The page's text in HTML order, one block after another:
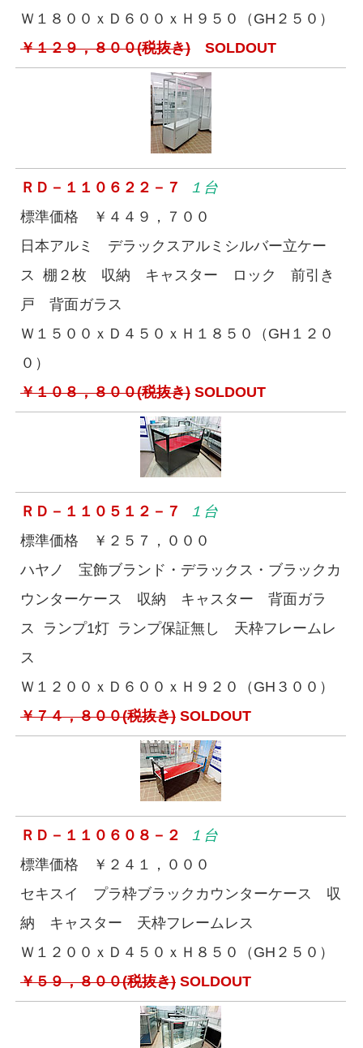
Ｗ１８００ｘＤ６００ｘＨ９５０（GH２５０）
￥１２９，８００(税抜き) SOLDOUT
ＲＤ－１１０６２２－７
１台
標準価格 ￥４４９，７００
日本アルミ デラックスアルミシルバー立ケー
ス 棚２枚 収納 キャスター ロック 前引き
戸 背面ガラス
Ｗ１５００ｘＤ４５０ｘＨ１８５０（GH１２０
０）
￥１０８，８００(税抜き) SOLDOUT
ＲＤ－１１０５１２－７
１台
標準価格 ￥２５７，０００
ハヤノ 宝飾ブランド・デラックス・ブラックカ
ウンターケース 収納 キャスター 背面ガラ
ス ランプ1灯 ランプ保証無し 天枠フレームレ
ス
Ｗ１２００ｘＤ６００ｘＨ９２０（GH３００）
￥７４，８００(税抜き) SOLDOUT
ＲＤ－１１０６０８－２
１台
標準価格 ￥２４１，０００
セキスイ プラ枠ブラックカウンターケース 収
納 キャスター 天枠フレームレス
Ｗ１２００ｘＤ４５０ｘＨ８５０（GH２５０）
￥５９，８００(税抜き) SOLDOUT